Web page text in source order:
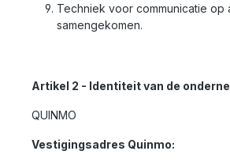
Techniek voor communicatie
samengekomen.
Artikel 2 - Identiteit van de
QUINMO
Vestigingsadres Quinmo: